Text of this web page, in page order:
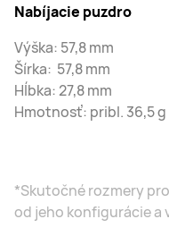
Nabíjacie puzdro
Výška: 57,8 mm
Šírka: 57,8 mm
Hĺbka: 27,8 mm
Hmotnosť: pribl. 36,5 g
*Skutočné rozmery
od jeho konfigurácie a